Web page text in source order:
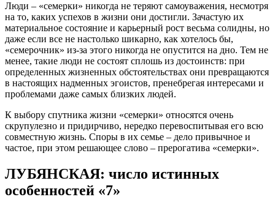
Люди – «семерки» никогда не теряют самоуважения, несмотря
на то, каких успехов в жизни они достигли. Зачастую их
материальное состояние и карьерный рост весьма солидны, но
даже если все не настолько шикарно, как хотелось бы,
«семерочник» из-за этого никогда не опустится на дно. Тем не
менее, такие люди не состоят сплошь из достоинств: при
определенных жизненных обстоятельствах они превращаются
в настоящих надменных эгоистов, пренебрегая интересами и
проблемами даже самых близких людей.
К выбору спутника жизни «семерки» относятся очень
скрупулезно и придирчиво, нередко перевоспитывая его всю
совместную жизнь. Споры в их семье – дело привычное и
частое, при этом решающее слово – прерогатива «семерки».
ЛУБЯНСКАЯ: число истинных
особенностей «7»